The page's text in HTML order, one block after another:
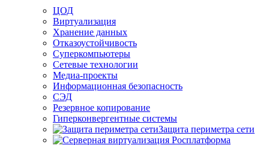
ЦОД
Виртуализация
Хранение данных
Отказоустойчивость
Суперкомпьютеры
Сетевые технологии
Медиа-проекты
Информационная безопасность
СЭД
Резервное копирование
Гиперконвергентные системы
Защита периметра сети